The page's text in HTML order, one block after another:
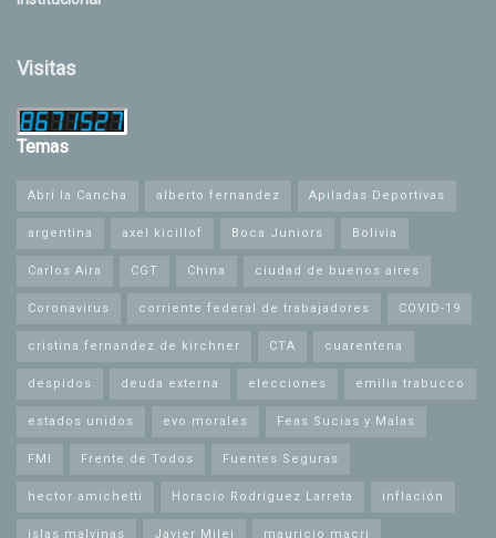
Visitas
Temas
Abrí la Cancha alberto fernandez Apiladas Deportivas
argentina axel kicillof Boca Juniors Bolivia
Carlos Aira CGT China ciudad de buenos aires
Coronavirus corriente federal de trabajadores COVID-19
cristina fernandez de kirchner CTA cuarentena
despidos deuda externa elecciones emilia trabucco
estados unidos evo morales Feas Sucias y Malas
FMI Frente de Todos Fuentes Seguras
hector amichetti Horacio Rodríguez Larreta inflación
islas malvinas Javier Milei mauricio macri